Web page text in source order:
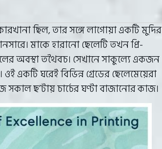
ছিল, তার সঙ্গে লাগোয়া একটি মুদির
মাকে হারানো ছেলেটি তখন প্রি-
অবস্থা তথৈবচ। সেখানে সাকুল্যে একজন
একটি ঘরেই বিভিন্ন গ্রেডের ছেলেমেয়েরা
সকাল ছ’টায় চার্চের ঘণ্টা বাজানোর কাজ।